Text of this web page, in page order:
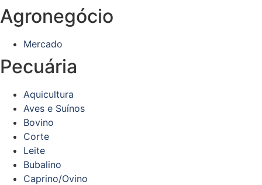
Agronegócio
Mercado
Pecuária
Aquicultura
Aves e Suínos
Bovino
Corte
Leite
Bubalino
Caprino/Ovino